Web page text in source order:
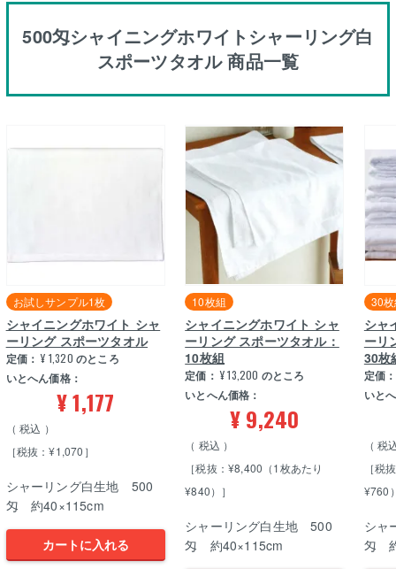
500匁シャイニングホワイトシャーリング白
スポーツタオル 商品一覧
お試しサンプル1枚
シャイニングホワイト シャ
ーリング スポーツタオル
定価： ¥ 1,320 のところ
いとへん価格：
¥1,177
税込
［税抜：¥1,070］
シャーリング白生地 500
匁 約40×115cm
カートに入れる
10枚組
シャイニングホワイト シャ
ーリング スポーツタオル：
10枚組
定価： ¥ 13,200 のところ
いとへん価格：
¥9,240
税込
［税抜：¥8,400（1枚あたり
¥840）］
シャーリング白生地 500
匁 約40×115cm
30
シャ
ーリ
30枚
定価：
いと
税
［税
¥760
シャ
匁